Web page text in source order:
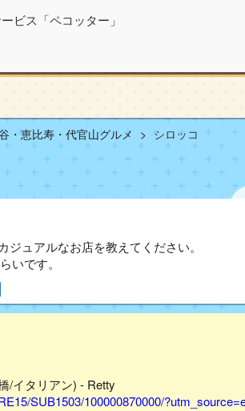
ビス「ペコッター」
・恵比寿・代官山グルメ シロッコ
ジュアルなお店を教えてください。
いです。
/イタリアン) - Retty
SUB1503/100000870000/